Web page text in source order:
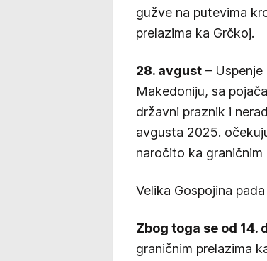
gužve na putevima
prelazima ka Grčkoj.
28. avgust –
Makedoniju, sa
državni praznik i
avgusta 2025.
naročito ka
Velika Gospojina pada
Zbog toga se od 14.
graničnim prelazima